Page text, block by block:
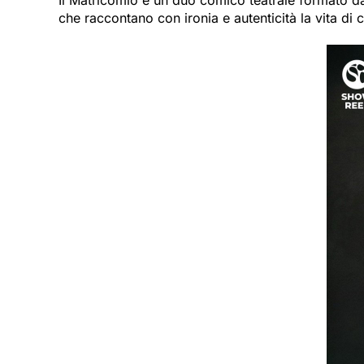
che raccontano con ironia e autenticità la vita di